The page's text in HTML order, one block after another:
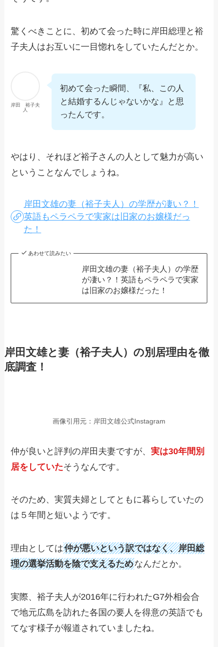
驚くべきことに、初めて会った時に岸田総理と裕
子夫人はお互いに一目惚れをしていたんだとか。
岸田 裕子夫
人
初めて会った瞬間、『私、この人
と結婚するんじゃないかな』と思
ったんです。
やはり、それほど裕子さんの人として魅力が高い
ということなんでしょうね。
岸田文雄の妻（裕子夫人）の学歴が凄い？！
英語もペラペラで実家は旧家のお嬢様だっ
た！
あわせて読みたい
岸田文雄の妻（裕子夫人）の学歴
が凄い？！英語もペラペラで実家
は旧家のお嬢様だった！
岸田文雄と妻（裕子夫人）の別居理由を徹
底調査！
画像引用元：岸田文雄公式Instagram
仲が良いと評判の岸田夫妻ですが、実は30年間別
居をしていたそうなんです。
そのため、実質夫婦としてともに暮らしていたの
は５年間と短いようです。
理由としては仲が悪いという訳ではなく、岸田総
理の選挙活動を陰で支えるためなんだとか。
実際、裕子夫人が2016年に行われたG7外相会合
で地元広島を訪れた各国の要人を得意の英語でも
てなす様子が報道されていましたね。